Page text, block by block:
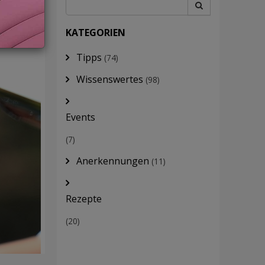
KATEGORIEN
Tipps (74)
Wissenswertes (98)
Events
(7)
Anerkennungen (11)
Rezepte
(20)